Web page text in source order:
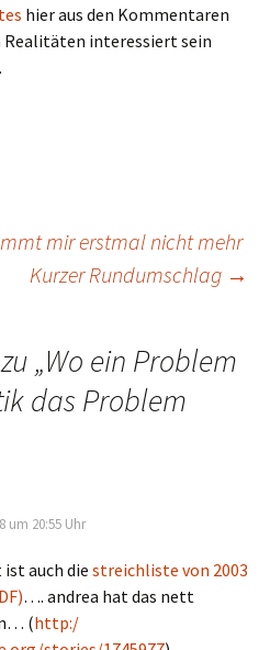
hier aus den Kommentaren
Realitäten interessiert sein
mir erstmal nicht mehr
Kurzer Rundumschlag →
„Wo ein Problem
das Problem
um 20:55 Uhr
auch diestreichliste von 2003
…. andrea hat das nett
(http:/